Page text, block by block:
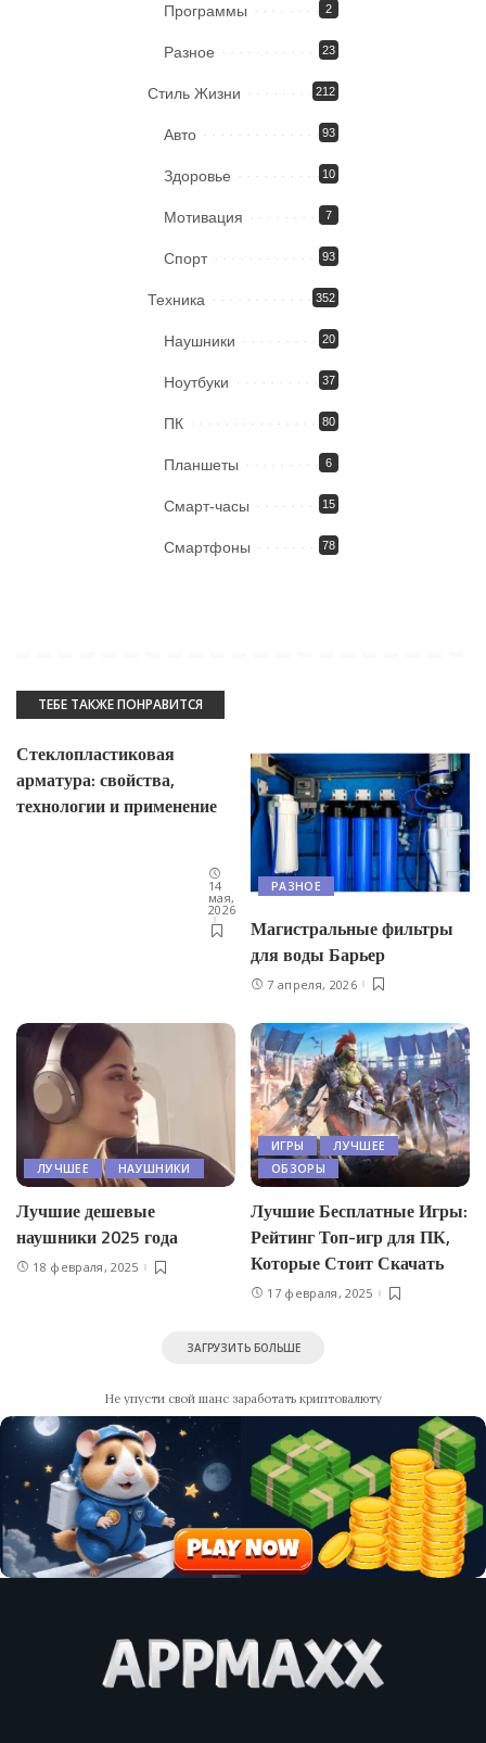
Программы 2
Разное 23
Стиль Жизни 212
Авто 93
Здоровье 10
Мотивация 7
Спорт 93
Техника 352
Наушники 20
Ноутбуки 37
ПК 80
Планшеты 6
Смарт-часы 15
Смартфоны 78
ТЕБЕ ТАКЖЕ ПОНРАВИТСЯ
Стеклопластиковая
арматура: свойства,
технологии и применение
14
мая,
2026
РАЗНОЕ
Магистральные фильтры
для воды Барьер
7 апреля, 2026
ЛУЧШЕЕ НАУШНИКИ
Лучшие дешевые
наушники 2025 года
18 февраля, 2025
ИГРЫ
ЛУЧШЕЕ
ОБЗОРЫ
Лучшие Бесплатные Игры:
Рейтинг Топ-игр для ПК,
Которые Стоит Скачать
17 февраля, 2025
ЗАГРУЗИТЬ БОЛЬШЕ
Не упусти свой шанс заработать криптовалюту